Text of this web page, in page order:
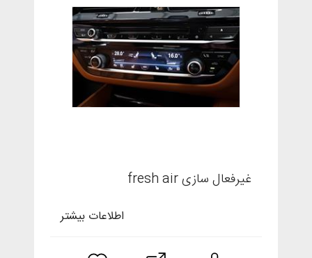
غیرفعال سازی fresh air
اطلاعات بیشتر